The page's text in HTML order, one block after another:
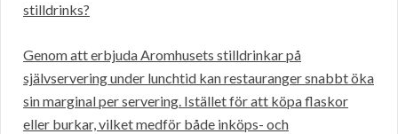
stilldrinks?
Genom att erbjuda Aromhusets stilldrinkar på
självservering under lunchtid kan restauranger snabbt öka
sin marginal per servering. Istället för att köpa flaskor
eller burkar, vilket medför både inköps- och